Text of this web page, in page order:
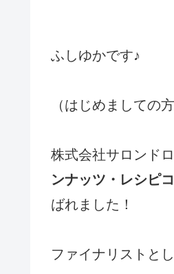
ふしゆかです♪
（はじめましての
株式会社サロンド
ンナッツ・レシピ
ばれました！
ファイナリストと